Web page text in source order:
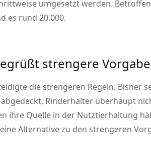
umgesetzt werden.
es rund 20.000.
strengere
die strengeren Regeln. Bisher
Rinderhalter überhaupt
ihre Quelle in der Nutztierhaltung
Alternative zu den strengeren